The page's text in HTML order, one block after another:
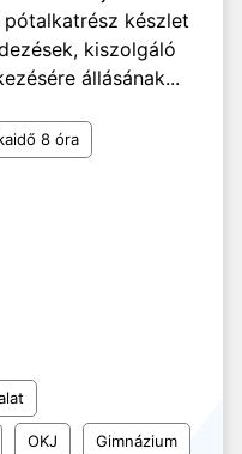
készlet
kiszolgáló
állásának...
8 óra
OKJ Gimnázium